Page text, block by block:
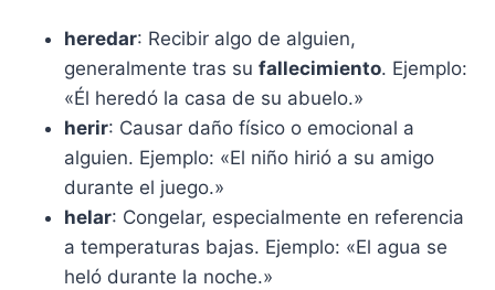
heredar: Recibir algo de alguien,
generalmente tras su fallecimiento. Ejemplo:
«Él heredó la casa de su abuelo.»
herir: Causar daño físico o emocional a
alguien. Ejemplo: «El niño hirió a su amigo
durante el juego.»
helar: Congelar, especialmente en referencia
a temperaturas bajas. Ejemplo: «El agua se
heló durante la noche.»